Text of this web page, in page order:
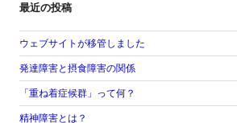
最近の投稿
ウェブサイトが移管しました
発達障害と摂食障害の関係
「重ね着症候群」って何？
精神障害とは？